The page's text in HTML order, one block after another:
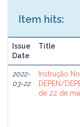
Item hits:
Issue
Date
Title
2022-
03-22
Instrução
DEPEN/
de 22 de